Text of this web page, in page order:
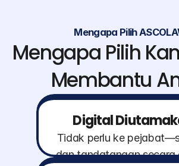
Mengapa Pilih
Mengapa Pilih
Membantu
Digital
Tidak perlu ke
dan tandatangan secara